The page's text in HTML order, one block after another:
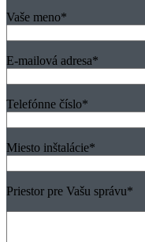
Vaše meno*
E-mailová adresa*
Telefónne číslo*
Miesto inštalácie*
Priestor pre Vašu správu*